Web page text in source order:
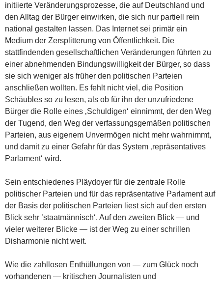
initiierte Veränderungsprozesse, die auf Deutschland und
den Alltag der Bürger einwirken, die sich nur partiell rein
national gestalten lassen. Das Internet sei primär ein
Medium der Zersplitterung von Öffentlichkeit. Die
stattfindenden gesellschaftlichen Veränderungen führten zu
einer abnehmenden Bindungswilligkeit der Bürger, so dass
sie sich weniger als früher den politischen Parteien
anschließen wollten. Es fehlt nicht viel, die Position
Schäubles so zu lesen, als ob für ihn der unzufriedene
Bürger die Rolle eines ‚Schuldigen‘ einnimmt, der den Weg
der Tugend, den Weg der verfassungsgemäßen politischen
Parteien, aus eigenem Unvermögen nicht mehr wahrnimmt,
und damit zu einer Gefahr für das System ‚repräsentatives
Parlament‘ wird.
Sein entschiedenes Pläydoyer für die zentrale Rolle
politischer Parteien und für das repräsentative Parlament auf
der Basis der politischen Parteien liest sich auf den ersten
Blick sehr ’staatmännisch‘. Auf den zweiten Blick — und
vieler weiterer Blicke — ist der Weg zu einer schrillen
Disharmonie nicht weit.
Wie die zahllosen Enthüllungen von — zum Glück noch
vorhandenen — kritischen Journalisten und